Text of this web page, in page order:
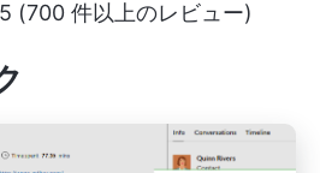
(700 件以上のレビュー)